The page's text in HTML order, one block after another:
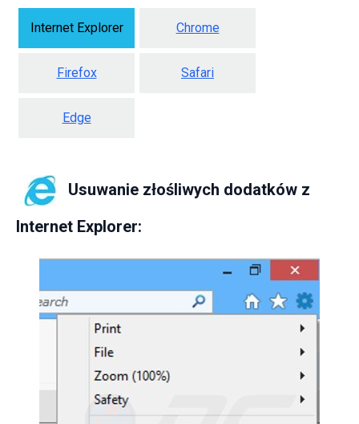
Internet Explorer Chrome
Firefox Safari
Edge
Usuwanie złośliwych dodatków z
Internet Explorer: